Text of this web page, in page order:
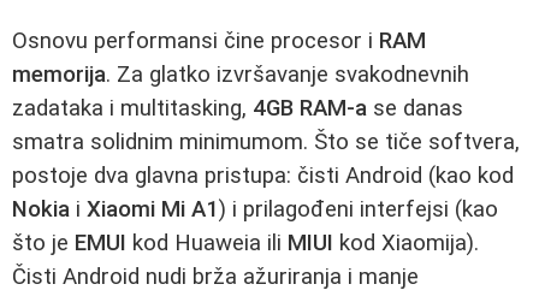
Osnovu performansi čine procesor i RAM
memorija. Za glatko izvršavanje svakodnevnih
zadataka i multitasking, 4GB RAM-a se danas
smatra solidnim minimumom. Što se tiče softvera,
postoje dva glavna pristupa: čisti Android (kao kod
Nokia i Xiaomi Mi A1) i prilagođeni interfejsi (kao
što je EMUI kod Huaweia ili MIUI kod Xiaomija).
Čisti Android nudi brža ažuriranja i manje